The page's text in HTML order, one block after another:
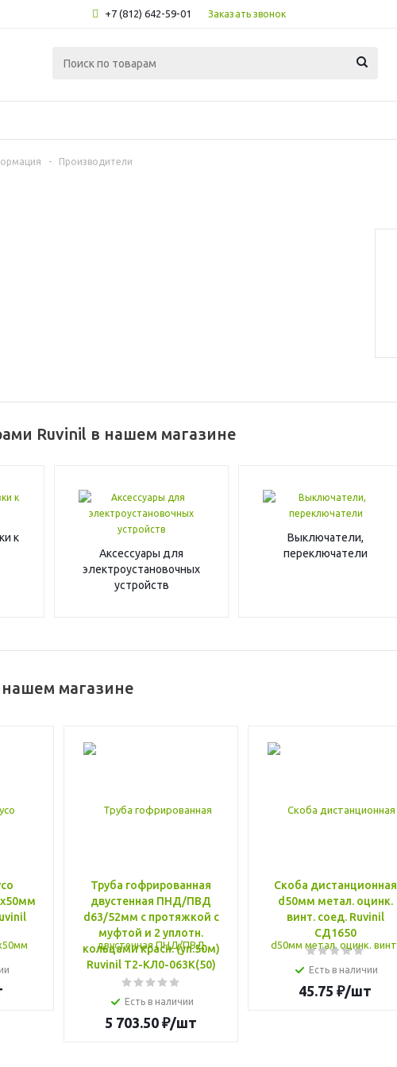
+7 (812) 642-59-01 Заказать звонок
- Производители
Ruvinil в нашем магазине
к
Аксессуары для
электроустановочных
устройств
Выключатели,
переключатели
магазине
Труба гофрированная
двустенная ПНД/ПВД
d63/52мм с протяжкой с
муфтой и 2 уплотн.
кольцами красн. (уп.50м)
Ruvinil Т2-КЛ0-063К(50)
Есть в наличии
5 703.50 ₽/шт
Скоба дистанционная
d50мм метал. оцинк.
винт. соед. Ruvinil
СД1650
Есть в наличии
45.75 ₽/шт